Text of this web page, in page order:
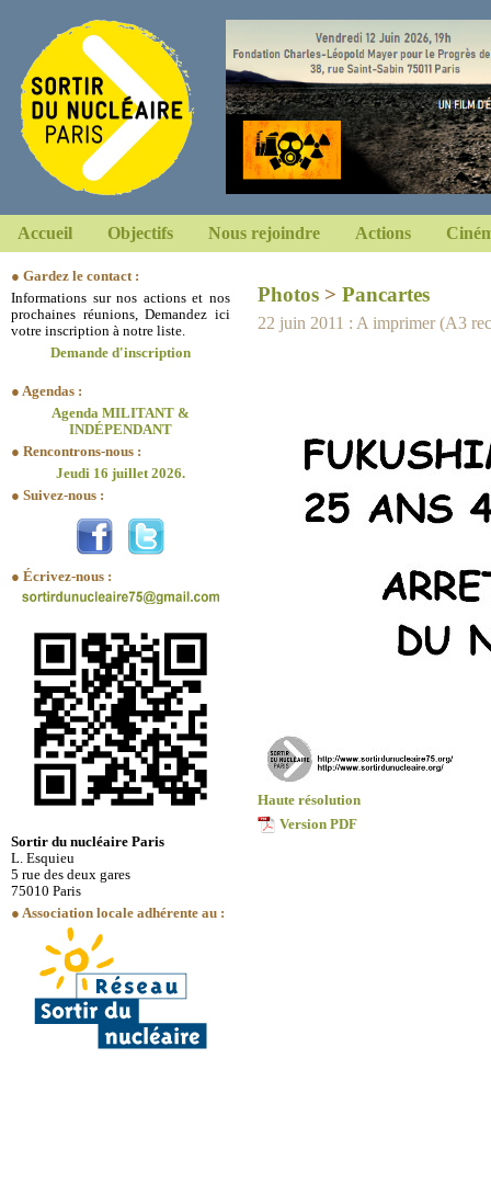
Accueil Objectifs Nous rejoindre Actions
● Gardez le contact :
Informations sur nos actions et nos
prochaines réunions, Demandez ici
votre inscription à notre liste.
Demande d'inscription
● Agendas :
Agenda MILITANT &
INDÉPENDANT
● Rencontrons-nous :
Jeudi 16 juillet 2026.
● Suivez-nous :
● Écrivez-nous :
Sortir du nucléaire Paris
L. Esquieu
5 rue des deux gares
75010 Paris
● Association locale adhérente au :
Photos > Pancartes
22 juin 2011 : A imprimer (A3
Haute résolution
Version PDF